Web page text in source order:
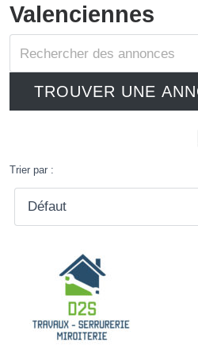
Valenciennes
Trier par :